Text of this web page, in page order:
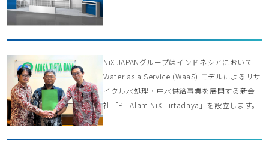
NiX JAPANグループはインドネシアにおいて
Water as a Service (WaaS) モデルによるリサ
イクル水処理・中水供給事業を展開する新会
社「PT Alam NiX Tirtadaya」を設立します。